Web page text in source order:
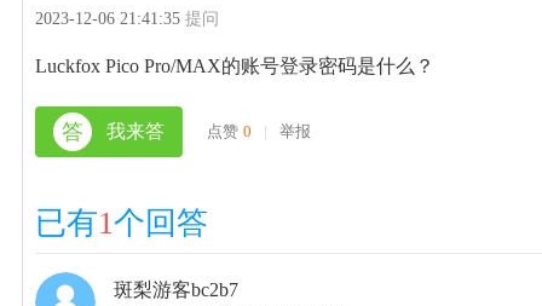
2023-12-06 21:41:35提问
Luckfox Pico Pro/MAX的账号登录密码是什么？
答 我来答 点赞 0 | 举报
已有1个回答
斑梨游客bc2b7